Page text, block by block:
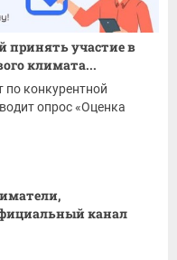
принять участие в
климата...
по конкурентной
опрос «Оценка
канал